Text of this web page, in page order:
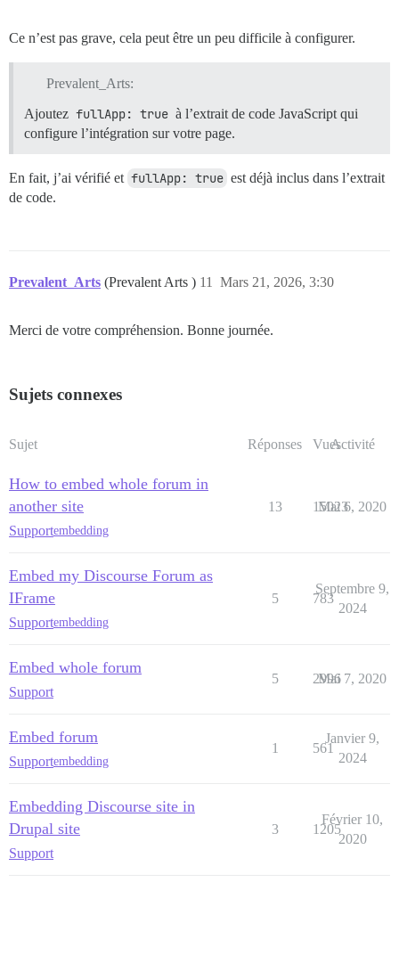
Ce n’est pas grave, cela peut être un peu difficile à configurer.
Prevalent_Arts:
Ajoutez fullApp: true à l’extrait de code JavaScript qui
configure l’intégration sur votre page.
En fait, j’ai vérifié et fullApp: true est déjà inclus dans l’extrait
de code.
Prevalent_Arts (Prevalent Arts ) Mars 21, 2026, 3:30
11
Merci de votre compréhension. Bonne journée.
Sujets connexes
Sujet Réponses VuesActivité
How to embed whole forum in
another site
Supportembedding
13 15023
Mai 6, 2020
Embed my Discourse Forum as
IFrame
Supportembedding
5 783
Septembre 9,
2024
Embed whole forum
Support
5 2996
Mai 7, 2020
Embed forum
Supportembedding
1 561
Janvier 9,
2024
Embedding Discourse site in
Drupal site
Support
3 1205
Février 10,
2020